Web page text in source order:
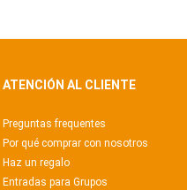
ATENCIÓN AL CLIENTE
Preguntas frequentes
Por qué comprar con nosotros
Haz un regalo
Entradas para Grupos